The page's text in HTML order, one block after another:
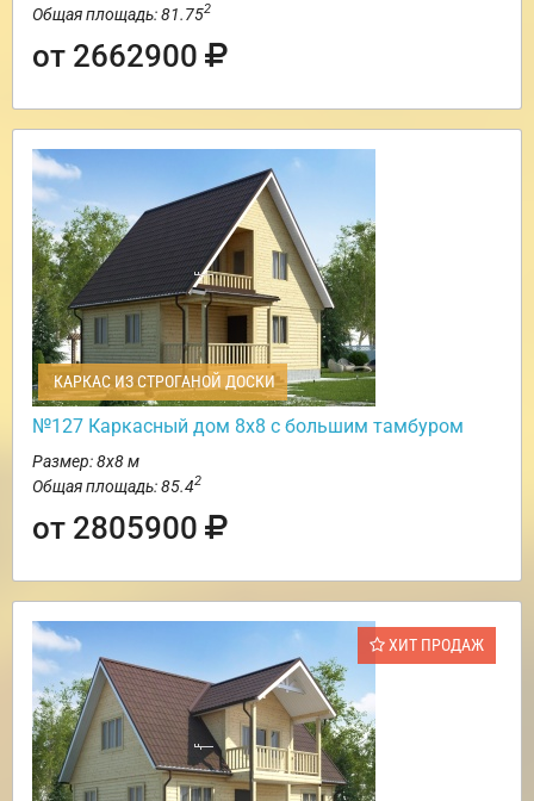
Общая площадь: 81.752
от 2662900
КАРКАС ИЗ СТРОГАНОЙ ДОСКИ
№127 Каркасный дом 8х8 с большим тамбуром
Размер: 8х8 м
Общая площадь: 85.42
от 2805900
ХИТ ПРОДАЖ